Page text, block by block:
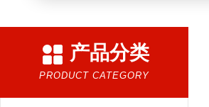
产品分类
PRODUCT CATEGORY